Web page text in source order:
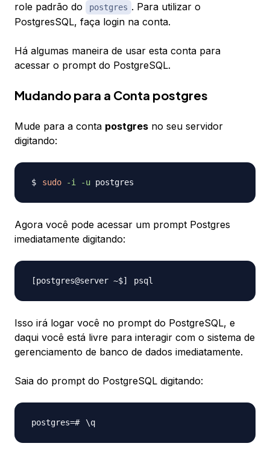
role padrão do
postgres . Para utilizar o
PostgresSQL, faça login na conta.
Há algumas maneira de usar esta conta para
acessar o prompt do PostgreSQL.
Mudando para a Conta postgres
Mude para a conta postgres no seu servidor
digitando:
sudo -i -u
Agora você pode acessar um prompt Postgres
imediatamente digitando:
Isso irá logar você no prompt do PostgreSQL, e
daqui você está livre para interagir com o sistema de
gerenciamento de banco de dados imediatamente.
Saia do prompt do PostgreSQL digitando:
\